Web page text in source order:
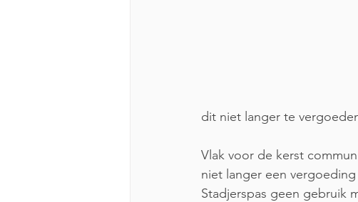
dit niet langer te
Vlak voor de kerst
niet langer een
Stadjerspas geen gebruik